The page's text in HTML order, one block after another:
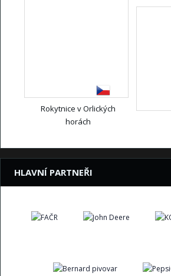
Rokytnice v Orlických
horách
HLAVNÍ PARTNEŘI